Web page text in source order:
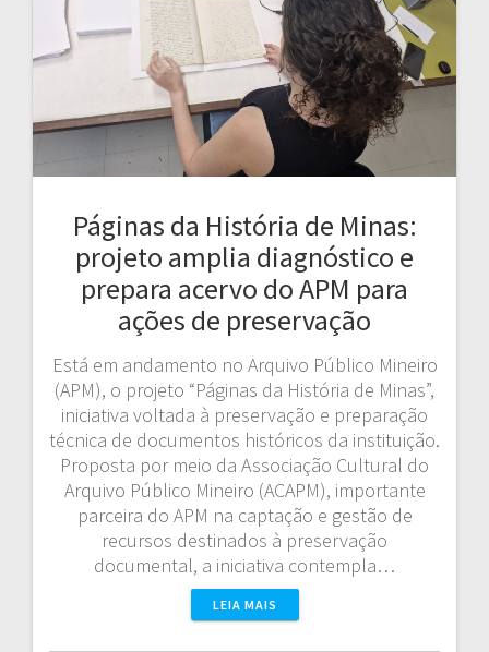
Páginas da História de Minas:
projeto amplia diagnóstico e
prepara acervo do APM para
ações de preservação
Está em andamento no Arquivo Público Mineiro
(APM), o projeto “Páginas da História de Minas”,
iniciativa voltada à preservação e preparação
técnica de documentos históricos da instituição.
Proposta por meio da Associação Cultural do
Arquivo Público Mineiro (ACAPM), importante
parceira do APM na captação e gestão de
recursos destinados à preservação
documental, a iniciativa contempla…
LEIA MAIS